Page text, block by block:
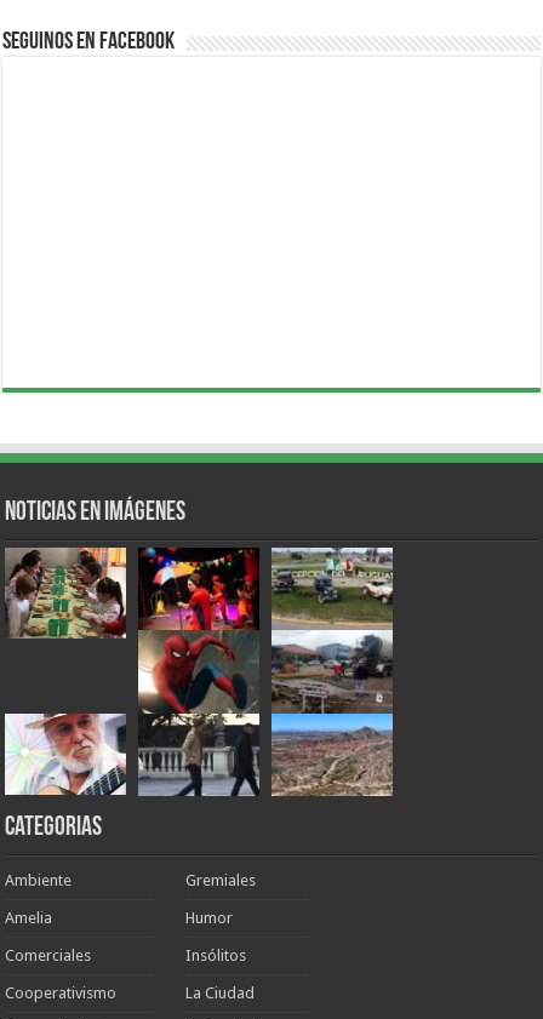
Seguinos en Facebook
Noticias en Imágenes
Categorias
Ambiente
Amelia
Comerciales
Cooperativismo
Gremiales
Humor
Insólitos
La Ciudad